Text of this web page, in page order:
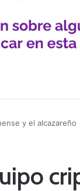
y el alcazareño